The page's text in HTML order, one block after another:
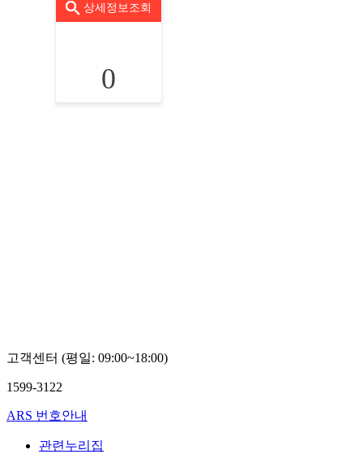
상세정보조회
0
고객센터 (평일: 09:00~18:00)
1599-3122
ARS 번호안내
관련누리집